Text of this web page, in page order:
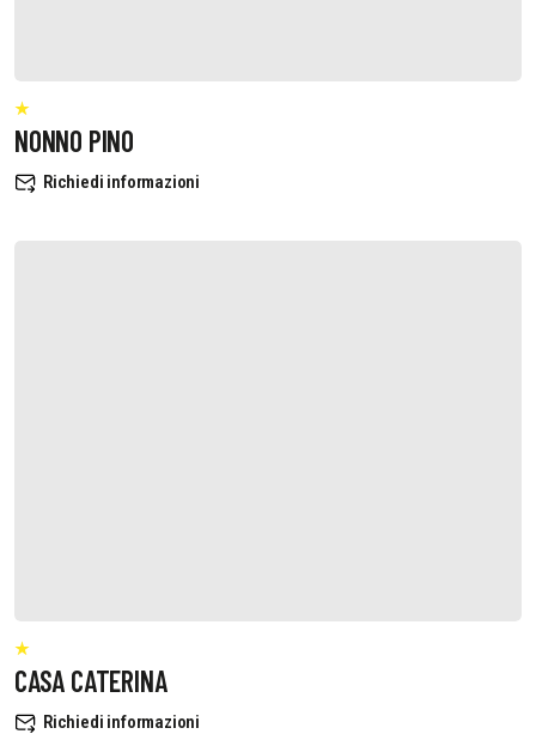
NONNO PINO
Richiedi informazioni
CASA CATERINA
Richiedi informazioni